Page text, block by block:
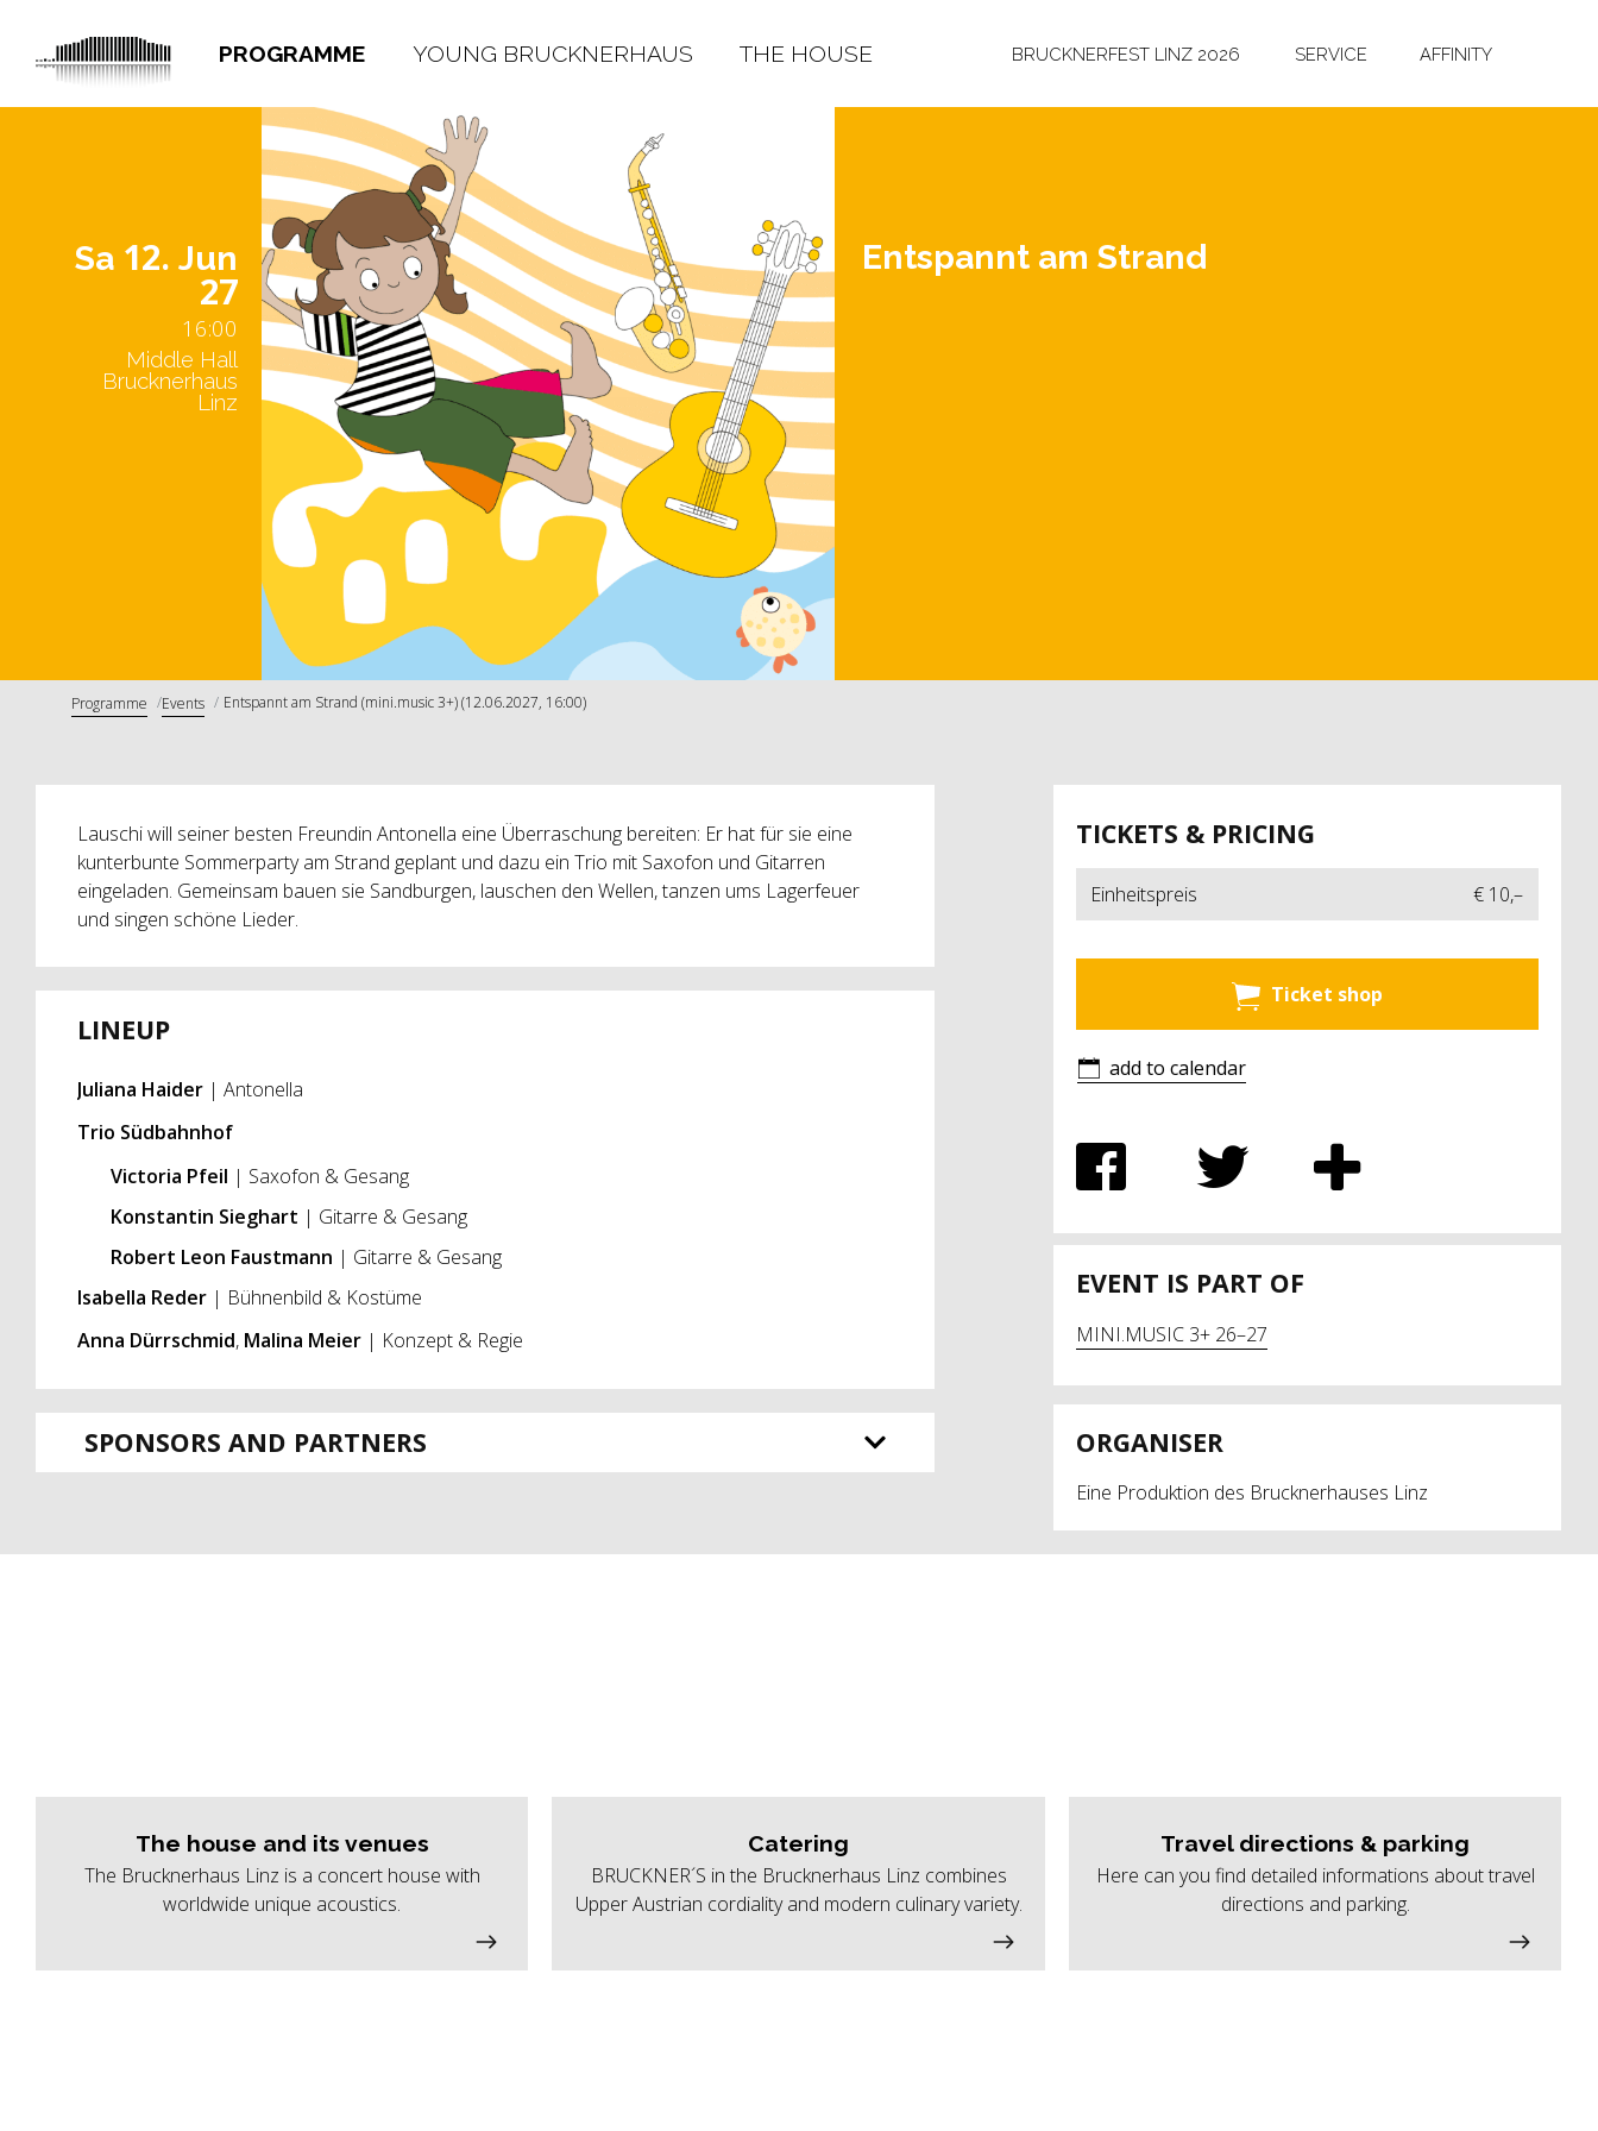
PROGRAMME YOUNG BRUCKNERHAUS THE HOUSE BRUCKNERFEST LINZ 2026 SERVICE AFFINITY
Sa 12. Jun
27
16:00
Middle Hall
Brucknerhaus
Linz
Ent­spannt am Strand
Programme Events Entspannt am Strand (mini.music 3+) (12.06.2027, 16:00)
Lauschi will seiner besten Freundin Antonella eine Überraschung bereiten: Er hat für sie eine
kunterbunte Sommerparty am Strand geplant und dazu ein Trio mit Saxofon und Gitarren
eingeladen. Gemeinsam bauen sie Sandburgen, lauschen den Wellen, tanzen ums Lagerfeuer
und singen schöne Lieder.
LINEUP
Juliana Haider| Antonella
Trio Südbahnhof
Victoria Pfeil | Saxofon & Gesang
Konstantin Sieghart | Gitarre & Gesang
Robert Leon Faustmann | Gitarre & Gesang
Isabella Reder| Bühnenbild & Kostüme
Anna Dürrschmid,Malina Meier | Konzept & Regie
SPONSORS AND PARTNERS
TICKETS & PRICING
Einheitspreis € 10,–
Ticket shop
add to calendar
EVENT IS PART OF
MINI.MUSIC 3+ 26–27
ORGANISER
Eine Produktion des Brucknerhauses Linz
The house and its venues
The Brucknerhaus Linz is a concert house with
worldwide unique acoustics.
Catering
BRUCKNER´S in the Brucknerhaus Linz combines
Upper Austrian cordiality and modern culinary variety.
Travel directions & parking
Here can you find detailed informations about travel
directions and parking.